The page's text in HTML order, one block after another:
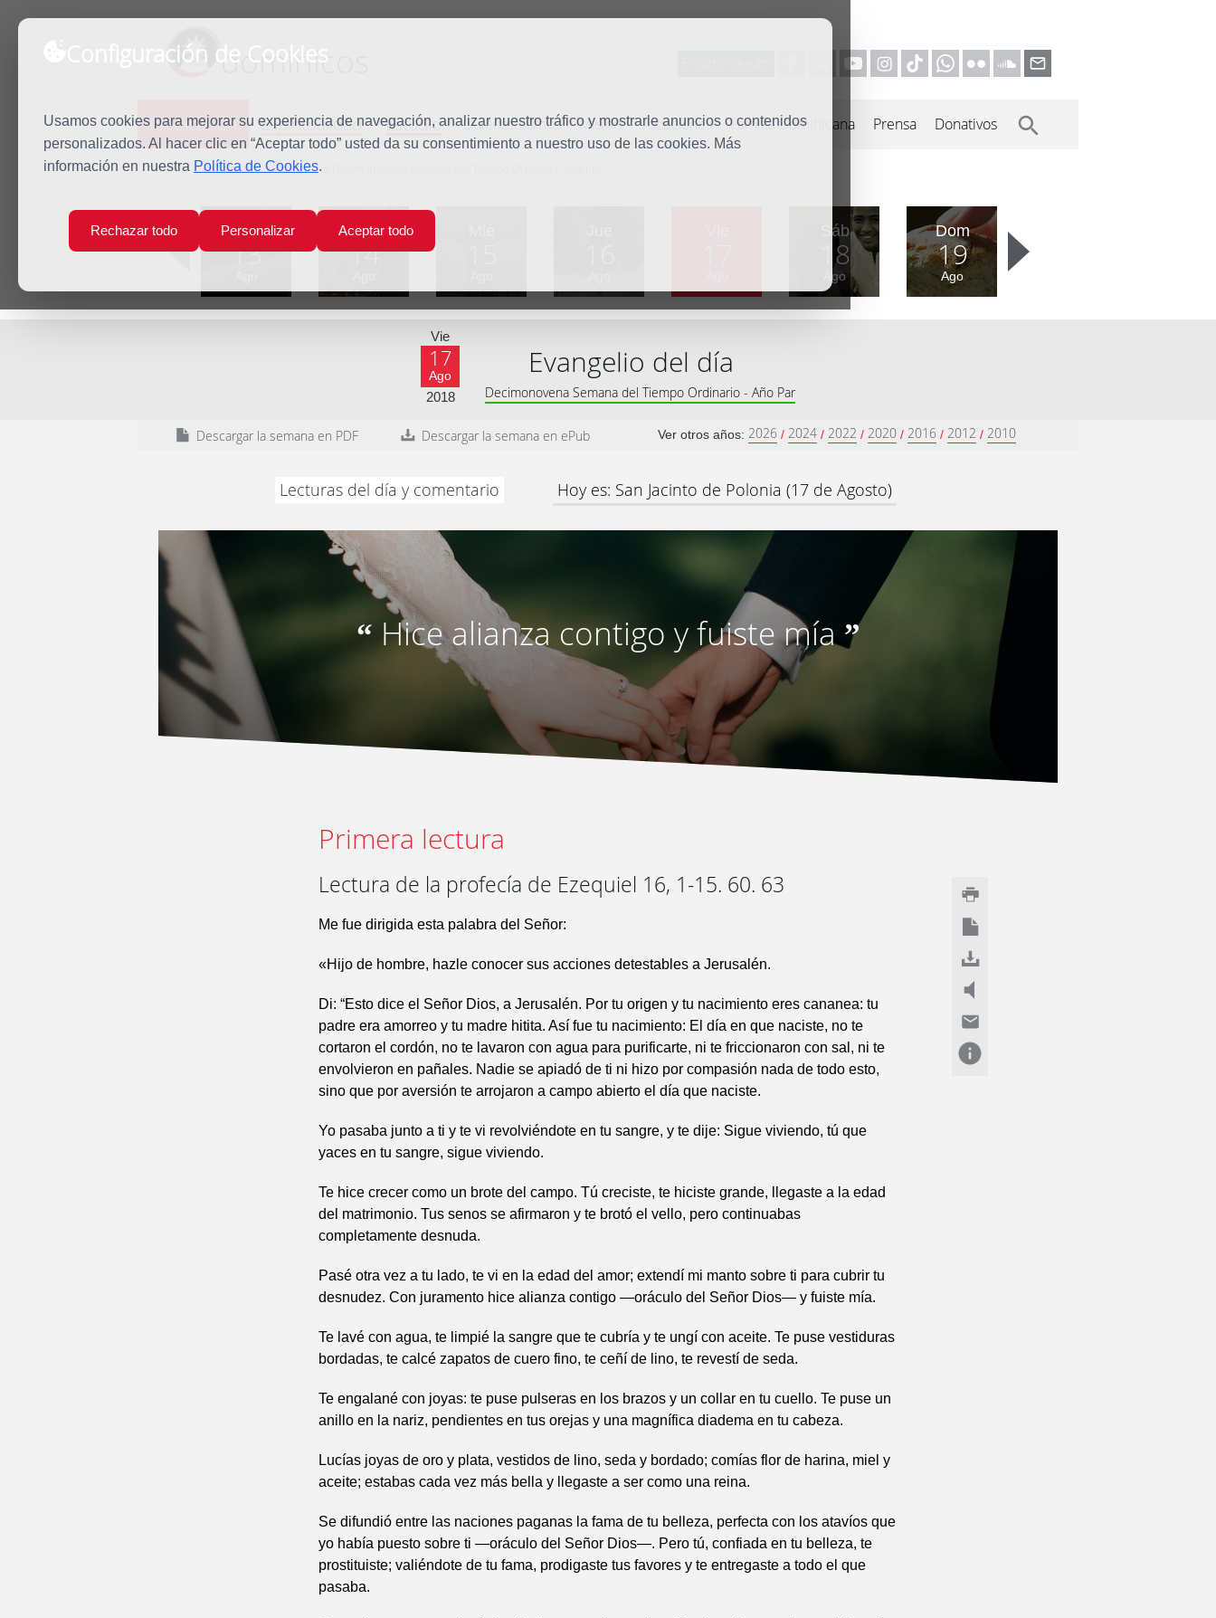
Configuración de Cookies
Usamos cookies para mejorar su experiencia de navegación, analizar nuestro tráfico y mostrarle anuncios o contenidos
personalizados. Al hacer clic en “Aceptar todo” usted da su consentimiento a nuestro uso de las cookies. Más
información en nuestra Política de Cookies.
Rechazar todo Personalizar Aceptar todo
dominicos
Predicación Espiritualidad Estudio Quiénes somos Misión Vocaciones Familia Dominicana Prensa Donativos
Inicio Predicación Viernes de la Decimonovena Semana del Tiempo Ordinario, Año par
Lun
13
Mar
14
Sáb
18
Ago
Dom
19
Ago
Vie
17
Ago
2018
Evangelio del día
Decimonovena Semana del Tiempo Ordinario - Año Par
Descargar la semana en PDF Descargar la semana en ePub Ver otros años: 2026 / 2024 / 2022 / 2020 / 2016 / 2012 / 2010
Lecturas del día y comentario Hoy es: San Jacinto de Polonia (17 de Agosto)
“ Hice alianza contigo y fuiste mía”
Primera lectura
Lectura de la profecía de Ezequiel 16, 1-15. 60. 63
Me fue dirigida esta palabra del Señor:
«Hijo de hombre, hazle conocer sus acciones detestables a Jerusalén.
Di: “Esto dice el Señor Dios, a Jerusalén. Por tu origen y tu nacimiento eres cananea: tu
padre era amorreo y tu madre hitita. Así fue tu nacimiento: El día en que naciste, no te
cortaron el cordón, no te lavaron con agua para purificarte, ni te friccionaron con sal, ni te
envolvieron en pañales. Nadie se apiadó de ti ni hizo por compasión nada de todo esto,
sino que por aversión te arrojaron a campo abierto el día que naciste.
Yo pasaba junto a ti y te vi revolviéndote en tu sangre, y te dije: Sigue viviendo, tú que
yaces en tu sangre, sigue viviendo.
Te hice crecer como un brote del campo. Tú creciste, te hiciste grande, llegaste a la edad
del matrimonio. Tus senos se afirmaron y te brotó el vello, pero continuabas
completamente desnuda.
Pasé otra vez a tu lado, te vi en la edad del amor; extendí mi manto sobre ti para cubrir tu
desnudez. Con juramento hice alianza contigo —oráculo del Señor Dios— y fuiste mía.
Te lavé con agua, te limpié la sangre que te cubría y te ungí con aceite. Te puse vestiduras
bordadas, te calcé zapatos de cuero fino, te ceñí de lino, te revestí de seda.
Te engalané con joyas: te puse pulseras en los brazos y un collar en tu cuello. Te puse un
anillo en la nariz, pendientes en tus orejas y una magnífica diadema en tu cabeza.
Lucías joyas de oro y plata, vestidos de lino, seda y bordado; comías flor de harina, miel y
aceite; estabas cada vez más bella y llegaste a ser como una reina.
Se difundió entre las naciones paganas la fama de tu belleza, perfecta con los atavíos que
yo había puesto sobre ti —oráculo del Señor Dios—. Pero tú, confiada en tu belleza, te
prostituiste; valiéndote de tu fama, prodigaste tus favores y te entregaste a todo el que
pasaba.